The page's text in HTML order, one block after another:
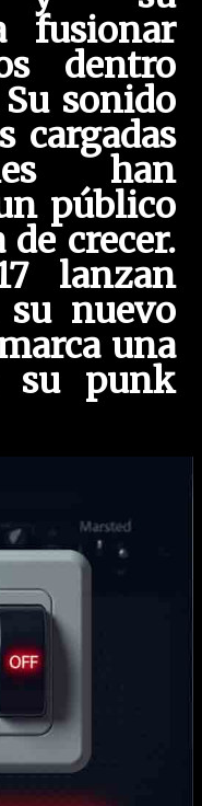
fusionar
dentro
sonido
cargadas
han
público
crecer.
lanzan
nuevo
una
su punk